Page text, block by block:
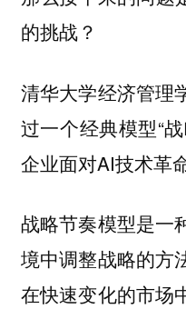
的挑战？
清华大学经济管理
过一个经典模型“
企业面对AI技术革
战略节奏模型是一
境中调整战略的方
在快速变化的市场